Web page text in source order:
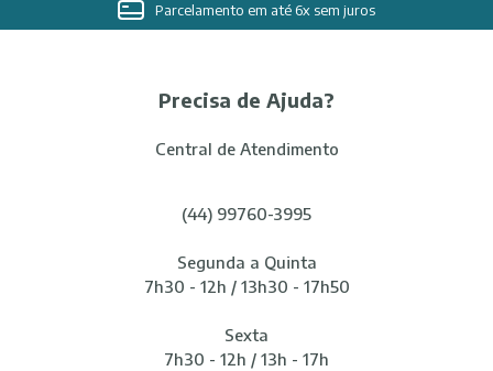
Parcelamento em até 6x sem juros
Precisa de Ajuda?
Central de Atendimento
(44) 99760-3995
Segunda a Quinta
7h30 - 12h / 13h30 - 17h50
Sexta
7h30 - 12h / 13h - 17h